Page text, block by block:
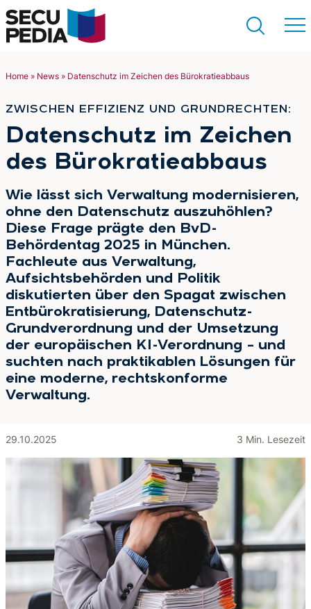
Suchen
Home » News » Datenschutz im Zeichen des Bürokratieabbaus
ZWISCHEN EFFIZIENZ UND GRUNDRECHTEN:
:
Datenschutz im Zeichen
des Bürokratieabbaus
Wie lässt sich Verwaltung modernisieren,
ohne den Datenschutz auszuhöhlen?
Diese Frage prägte den BvD-
Behördentag 2025 in München.
Fachleute aus Verwaltung,
Aufsichtsbehörden und Politik
diskutierten über den Spagat zwischen
Entbürokratisierung, Datenschutz-
Grundverordnung und der Umsetzung
der europäischen KI-Verordnung – und
suchten nach praktikablen Lösungen für
eine moderne, rechtskonforme
Verwaltung.
29.10.2025 3 Min. Lesezeit